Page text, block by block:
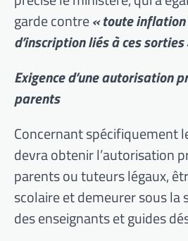
garde contre« toute
d’inscription liés à ces sorties
Exigence d’une autorisation
parents
Concernant spécifiquement
devra obtenir l’autorisation
parents ou tuteurs légaux,
scolaire et demeurer sous la
des enseignants et guides